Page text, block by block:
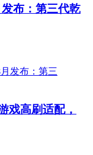
布：第三代乾
戏高刷适配，